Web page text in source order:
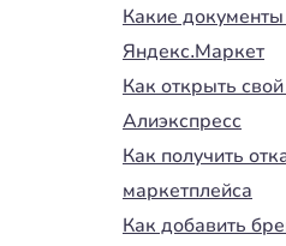
Какие
Яндекс.Маркет
Как открыть
Алиэкспресс
Как получить
маркетплейса
Как добавить